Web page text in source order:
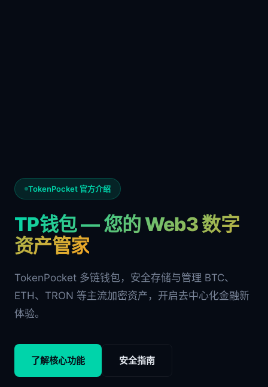
TokenPocket 官方介绍
TP钱包 — 您的 Web3 数字
资产管家
TokenPocket 多链钱包，安全存储与管理 BTC、
ETH、TRON 等主流加密资产，开启去中心化金融新
体验。
了解核心功能 安全指南